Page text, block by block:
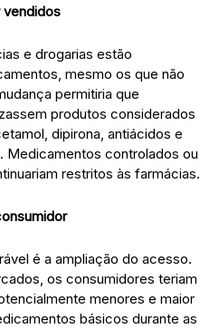
vendidos
e drogarias estão
mesmo os que não
permitiria que
produtos considerados
dipirona, antiácidos e
Medicamentos controlados ou
restritos às farmácias.
é a ampliação do acesso.
os consumidores teriam
menores e maior
básicos durante as